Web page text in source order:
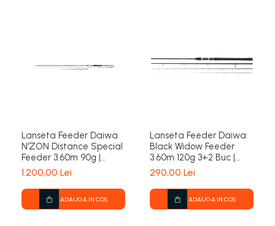
Lanseta Feeder Daiwa
N'ZON Distance Special
Feeder 3.60m 90g |
Daiwa
1.200,00 Lei
ADAUGA IN COS
Lanseta Feeder Daiwa
Black Widow Feeder
3.60m 120g 3+2 Buc |
Daiwa
290,00 Lei
ADAUGA IN COS